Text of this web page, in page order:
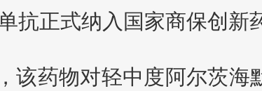
正式纳入国家商保创新
该药物对轻中度阿尔茨海